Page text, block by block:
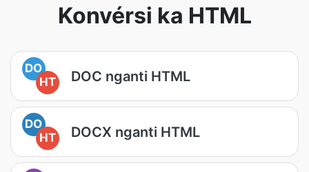
Konvérsi ka HTML
DO
HT
DOC nganti HTML
DO
HT
DOCX nganti HTML